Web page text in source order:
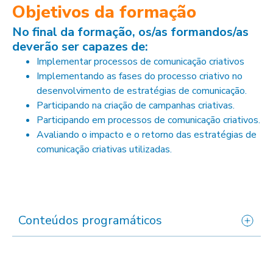
Objetivos da formação
No final da formação, os/as formandos/as
deverão ser capazes de:
Implementar processos de comunicação criativos
Implementando as fases do processo criativo no
desenvolvimento de estratégias de comunicação.
Participando na criação de campanhas criativas.
Participando em processos de comunicação criativos.
Avaliando o impacto e o retorno das estratégias de
comunicação criativas utilizadas.
Conteúdos programáticos